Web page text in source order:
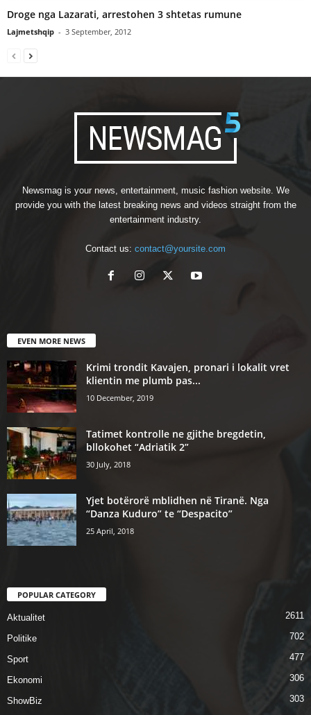
Droge nga Lazarati, arrestohen 3 shtetas rumune
Lajmetshqip - 3 September, 2012
Newsmag is your news, entertainment, music fashion website. We
provide you with the latest breaking news and videos straight from the
entertainment industry.
Contact us: contact@yoursite.com
EVEN MORE NEWS
Krimi trondit Kavajen, pronari i lokalit vret
klientin me plumb pas...
10 December, 2019
Tatimet kontrolle ne gjithe bregdetin,
bllokohet “Adriatik 2”
30 July, 2018
Yjet botërorë mblidhen në Tiranë. Nga
“Danza Kuduro” te “Despacito”
25 April, 2018
POPULAR CATEGORY
Aktualitet 2611
Politike 702
Sport 477
Ekonomi 306
ShowBiz
303